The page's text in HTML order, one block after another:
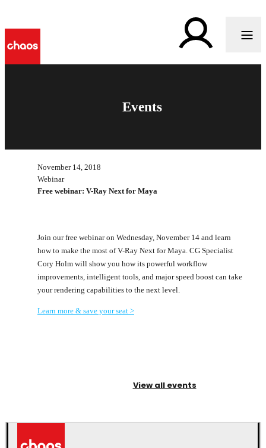
Events
November 14, 2018
Webinar
Free webinar: V-Ray Next for Maya
Join our free webinar on Wednesday, November 14 and learn
how to make the most of V-Ray Next for Maya. CG Specialist
Cory Holm will show you how its powerful workflow
improvements, intelligent tools, and major speed boost can take
your rendering capabilities to the next level.
Learn more & save your seat >
View all events